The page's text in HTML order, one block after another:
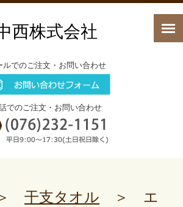
西株式会社
ルでのご注文・お問い合わせ
でのご注文・お問い合わせ
干支タオル ＞ エ